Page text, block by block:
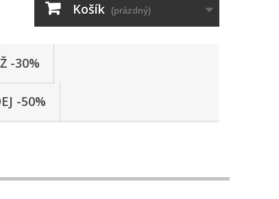
Košík (prázdný)
-30%
-50%